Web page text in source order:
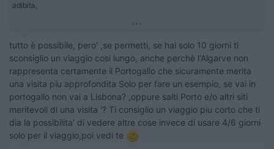
adibita,
...
tutto è possibile, pero' ,se permetti, se hai solo 10 giorni ti
sconsiglio un viaggio cosi lungo, anche perchè l'Algarve non
rappresenta certamente il Portogallo che sicuramente merita
una visita piu approfondita Solo per fare un esempio, se vai in
portogallo non vai a Lisbona? ,oppure salti Porto e/o altri siti
meritevoli di una visita '? Ti consiglio un viaggio piu corto che ti
dia la possibilita' di vedere altre cose invece di usare 4/6 giorni
solo per il viaggio,poi vedi te